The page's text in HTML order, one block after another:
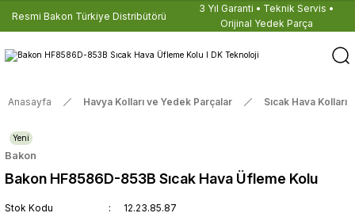
Resmi Bakon Türkiye Distribütörü
3 Yıl Garanti • Teknik Servis •
Orijinal Yedek Parça
Anasayfa Havya Kolları ve Yedek Parçalar Sıcak Hava Kolları
Yeni
Bakon
Bakon HF8586D-853B Sıcak Hava Üfleme Kolu
Stok Kodu
12.23.85.87